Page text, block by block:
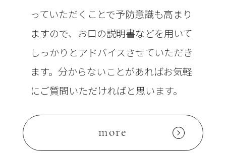
っていただくことで予防意識も高まり
ますので、お口の説明書などを用いて
しっかりとアドバイスさせていただき
ます。分からないことがあればお気軽
にご質問いただければと思います。
more